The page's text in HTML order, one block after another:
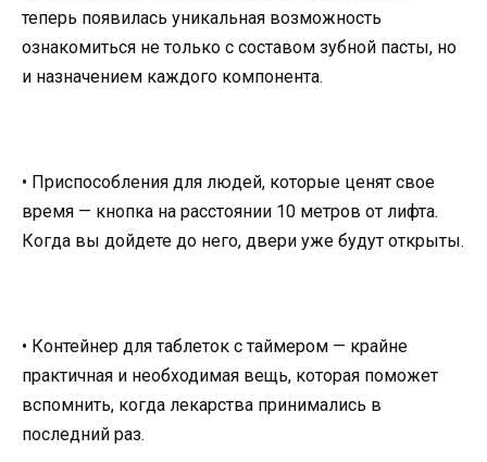
теперь появилась уникальная возможность
ознакомиться не только с составом зубной пасты, но
и назначением каждого компонента.
• Приспособления для людей, которые ценят свое
время — кнопка на расстоянии 10 метров от лифта.
Когда вы дойдете до него, двери уже будут открыты.
• Контейнер для таблеток с таймером — крайне
практичная и необходимая вещь, которая поможет
вспомнить, когда лекарства принимались в
последний раз.